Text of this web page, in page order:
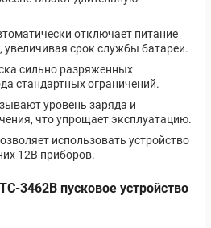
отключает питание
увеличивая срок службы батареи.
сильно разряженных
стандартных ограничений.
уровень заряда и
что упрощает эксплуатацию.
использовать устройство
12В приборов.
3462B пусковое устройство